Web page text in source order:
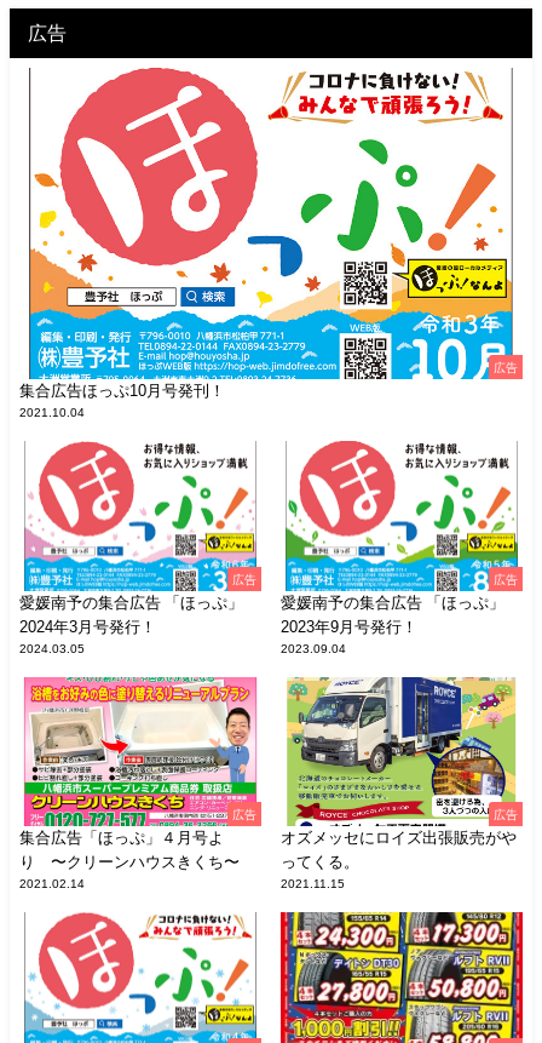
広告
広告
集合広告ほっぷ10月号発刊！
2021.10.04
広告
愛媛南予の集合広告 「ほっぷ」
2024年3月号発行！
2024.03.05
広告
愛媛南予の集合広告 「ほっぷ」
2023年9月号発行！
2023.09.04
広告
集合広告「ほっぷ」４月号よ
り 〜クリーンハウスきくち〜
2021.02.14
広告
オズメッセにロイズ出張販売がや
ってくる。
2021.11.15